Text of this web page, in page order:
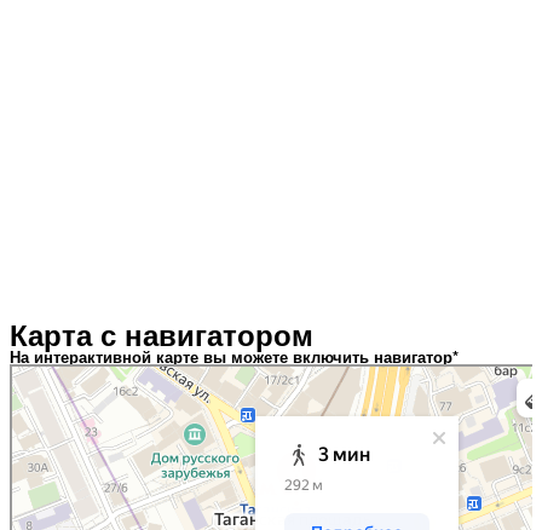
Карта с навигатором
На интерактивной карте вы можете включить навигатор*
Москва
Таганская площадь, 10: как доехать на автомобиле, общественным
транспортом или пешком – Яндекс Карты